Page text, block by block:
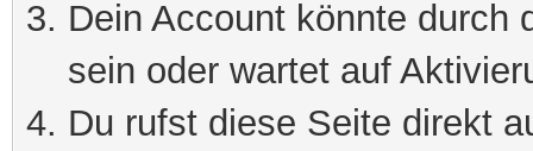
Dein Account könnte durch
sein oder wartet auf
Du rufst diese Seite direkt